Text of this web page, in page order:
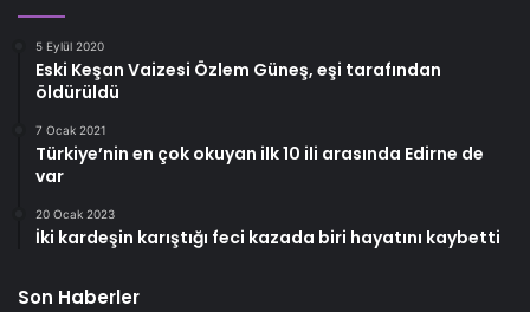
5 Eylül 2020
Eski Keşan Vaizesi Özlem Güneş, eşi tarafından
öldürüldü
7 Ocak 2021
Türkiye’nin en çok okuyan ilk 10 ili arasında Edirne de
var
20 Ocak 2023
İki kardeşin karıştığı feci kazada biri hayatını kaybetti
Son Haberler